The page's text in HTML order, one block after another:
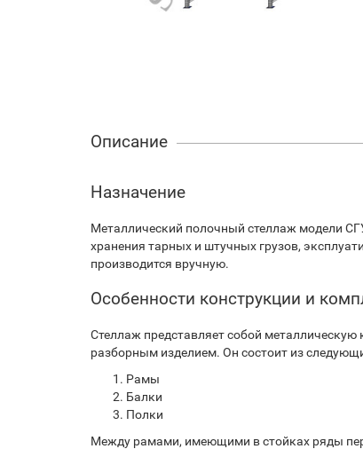
Описание
Назначение
Металлический полочный стеллаж модели
хранения тарных и штучных грузов,
производится вручную.
Особенности конструкции и
Стеллаж представляет собой
разборным изделием. Он состоит из
Рамы
Балки
Полки
Между рамами, имеющими в стойках ряды